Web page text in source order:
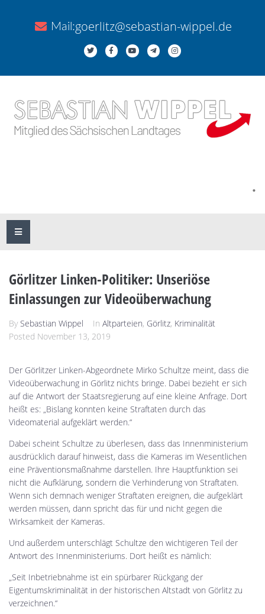
Mail:goerlitz@sebastian-wippel.de
.
Görlitzer Linken-Politiker: Unseriöse
Einlassungen zur Videoüberwachung
By Sebastian Wippel In Altparteien, Görlitz, Kriminalität
Posted November 13, 2019
Der Görlitzer Linken-Abgeordnete Mirko Schultze meint, dass die
Videoüberwachung in Görlitz nichts bringe. Dabei bezieht er sich
auf die Antwort der Staatsregierung auf eine kleine Anfrage. Dort
heißt es: „Bislang konnten keine Straftaten durch das
Videomaterial aufgeklärt werden.“
Dabei scheint Schultze zu überlesen, dass das Innenministerium
ausdrücklich darauf hinweist, dass die Kameras im Wesentlichen
eine Präventionsmaßnahme darstellen. Ihre Hauptfunktion sei
nicht die Aufklärung, sondern die Verhinderung von Straftaten.
Wenn sich demnach weniger Straftaten ereignen, die aufgeklärt
werden müssen, dann spricht das für und nicht gegen die
Wirksamkeit der Kameras.
Und außerdem unterschlägt Schultze den wichtigeren Teil der
Antwort des Innenministeriums. Dort heißt es nämlich:
„Seit Inbetriebnahme ist ein spürbarer Rückgang der
Eigentumskriminalität in der historischen Altstadt von Görlitz zu
verzeichnen.“